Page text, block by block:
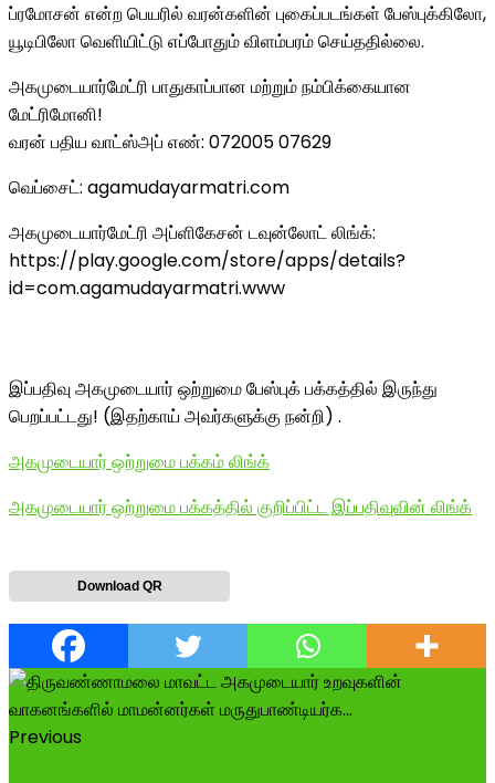
ப்ரமோசன் என்ற பெயரில் வரன்களின் புகைப்படங்கள் பேஸ்புக்கிலோ,
யூடிபிலோ வெளியிட்டு எப்போதும் விளம்பரம் செய்ததில்லை.
அகமுடையார்மேட்ரி பாதுகாப்பான மற்றும் நம்பிக்கையான
மேட்ரிமோனி!
வரன் பதிய வாட்ஸ்அப் எண்: 072005 07629
வெப்சைட்: agamudayarmatri.com
அகமுடையார்மேட்ரி அப்ளிகேசன் டவுன்லோட் லிங்க்:
https://play.google.com/store/apps/details?
id=com.agamudayarmatri.www
இப்பதிவு அகமுடையார் ஒற்றுமை பேஸ்புக் பக்கத்தில் இருந்து
பெறப்பட்டது! (இதற்காய் அவர்களுக்கு நன்றி) .
அகமுடையார் ஒற்றுமை பக்கம் லிங்க்
அகமுடையார் ஒற்றுமை பக்கத்தில் குறிப்பிட்ட இப்பதிவுவின் லிங்க்
Download QR
Previous